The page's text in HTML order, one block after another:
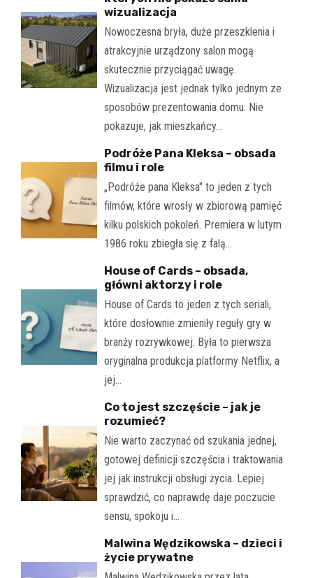
wizualizacja
Nowoczesna bryła, duże przeszklenia i
atrakcyjnie urządzony salon mogą
skutecznie przyciągać uwagę.
Wizualizacja jest jednak tylko jednym ze
sposobów prezentowania domu. Nie
pokazuje, jak mieszkańcy…
Podróże Pana Kleksa – obsada
filmu i role
„Podróże pana Kleksa" to jeden z tych
filmów, które wrosły w zbiorową pamięć
kilku polskich pokoleń. Premiera w lutym
1986 roku zbiegła się z falą…
House of Cards – obsada,
główni aktorzy i role
House of Cards to jeden z tych seriali,
które dosłownie zmieniły reguły gry w
branży rozrywkowej. Była to pierwsza
oryginalna produkcja platformy Netflix, a
jej…
Co to jest szczęście – jak je
rozumieć?
Nie warto zaczynać od szukania jednej,
gotowej definicji szczęścia i traktowania
jej jak instrukcji obsługi życia. Lepiej
sprawdzić, co naprawdę daje poczucie
sensu, spokoju i…
Malwina Wędzikowska – dzieci i
życie prywatne